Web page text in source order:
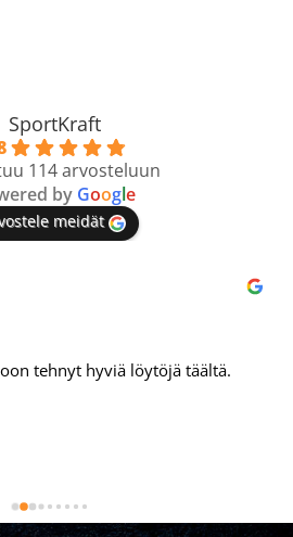
SportKraft
114 arvosteluun
by Google
meidät
tehnyt hyviä löytöjä täältä.